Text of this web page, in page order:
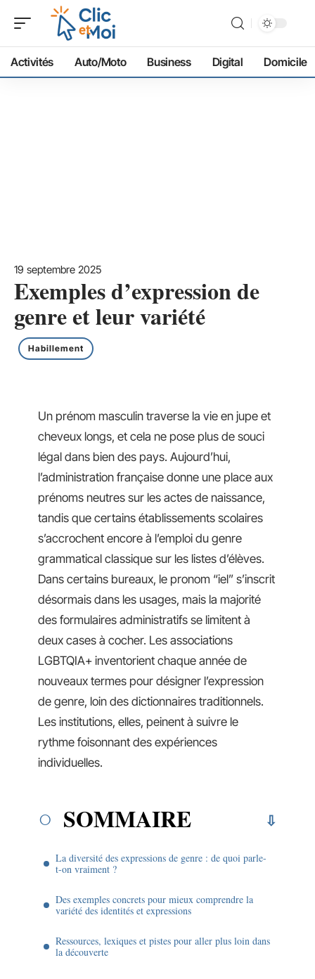
Activités Auto/Moto Business Digital Domicile
19 septembre 2025
Exemples d’expression de
genre et leur variété
Habillement
Un prénom masculin traverse la vie en jupe et
cheveux longs, et cela ne pose plus de souci
légal dans bien des pays. Aujourd’hui,
l’administration française donne une place aux
prénoms neutres sur les actes de naissance,
tandis que certains établissements scolaires
s’accrochent encore à l’emploi du genre
grammatical classique sur les listes d’élèves.
Dans certains bureaux, le pronom “iel” s’inscrit
désormais dans les usages, mais la majorité
des formulaires administratifs se limitent à
deux cases à cocher. Les associations
LGBTQIA+ inventorient chaque année de
nouveaux termes pour désigner l’expression
de genre, loin des dictionnaires traditionnels.
Les institutions, elles, peinent à suivre le
rythme foisonnant des expériences
individuelles.
SOMMAIRE
La diversité des expressions de genre : de quoi parle-
t-on vraiment ?
Des exemples concrets pour mieux comprendre la
variété des identités et expressions
Ressources, lexiques et pistes pour aller plus loin dans
la découverte